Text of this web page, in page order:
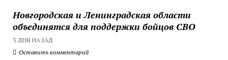
Новгородская и Ленинградская области
объединятся для поддержки бойцов СВО
3 ДНЯ НАЗАД
Оставить комментарий